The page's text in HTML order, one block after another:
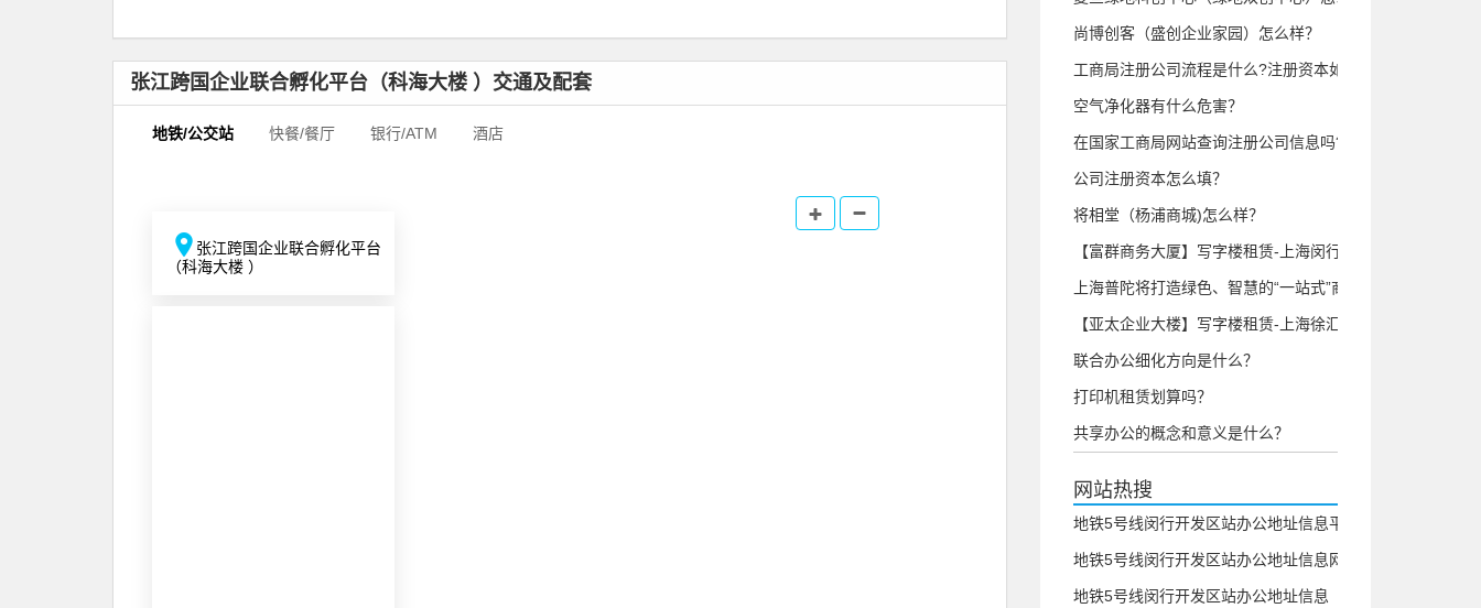
张江跨国企业联合孵化平台（科海大楼 ）交通及配套
地铁/公交站 快餐/餐厅 银行/ATM 酒店
张江跨国企业联合孵化平台
（科海大楼 ）
尚博创客（盛创企业家园）怎么样？
空气净化器有什么危害？
在国家工商局网站查询注册公司信息吗?
公司注册资本怎么填？
将相堂（杨浦商城)怎么样？
联合办公细化方向是什么？
打印机租赁划算吗？
共享办公的概念和意义是什么？
网站热搜
地铁5号线闵行开发区站办公地址信息平台
地铁5号线闵行开发区站办公地址信息网
地铁5号线闵行开发区站办公地址信息